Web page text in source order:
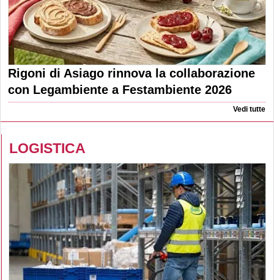
Rigoni di Asiago rinnova la collaborazione
con Legambiente a Festambiente 2026
Vedi tutte
LOGISTICA